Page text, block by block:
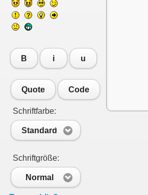
B i u
Quote Code
Schriftfarbe:
Standard
Schriftgröße:
Normal